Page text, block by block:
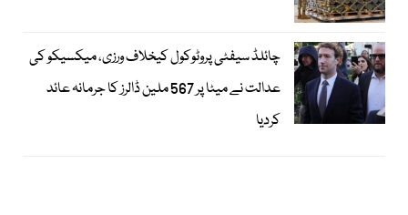
چائلڈ سیفٹی پروٹوکول کیخلاف ورزی، میکسیکو کی
عدالت نے میٹا پر 567 ملین ڈالرز کا جرمانہ عائد
کردیا